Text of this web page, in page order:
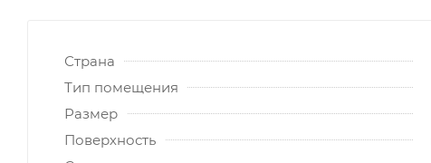
Страна
Тип помещения
Размер
Поверхность